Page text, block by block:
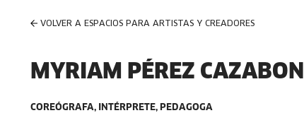
VOLVER A ESPACIOS PARA ARTISTAS Y CREADORES
MYRIAM PÉREZ CAZABON
COREÓGRAFA, INTÉRPRETE, PEDAGOGA